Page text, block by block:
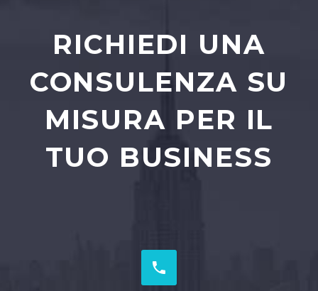
RICHIEDI UNA
CONSULENZA SU
MISURA PER IL
TUO BUSINESS

